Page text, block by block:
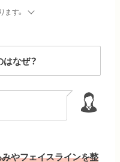
す。
なぜ？
やフェイスラインを整